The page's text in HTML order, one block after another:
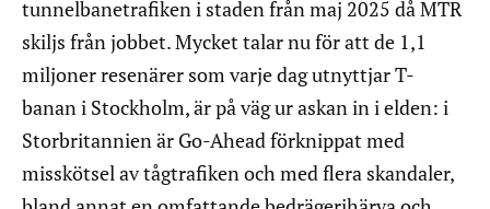
tunnelbanetrafiken i staden från maj 2025 då MTR
skiljs från jobbet. Mycket talar nu för att de 1,1
miljoner resenärer som varje dag utnyttjar T-
banan i Stockholm, är på väg ur askan in i elden: i
Storbritannien är Go-Ahead förknippat med
misskötsel av tågtrafiken och med flera skandaler,